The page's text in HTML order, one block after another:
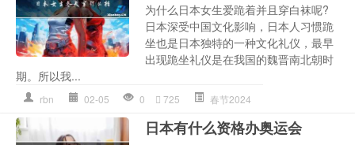
为什么日本女生爱跪着并且穿白袜呢?
日本深受中国文化影响，日本人习惯跪
坐也是日本独特的一种文化礼仪，最早
出现跪坐礼仪是在我国的魏晋南北朝时
期。所以我...
rbn 02-05 0 725 春节2024
日本有什么资格办奥运会